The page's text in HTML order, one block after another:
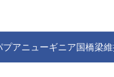
プアニューギニア国橋梁